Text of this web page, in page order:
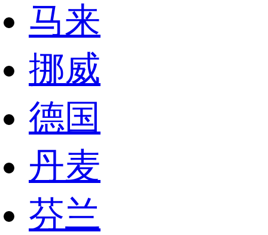
马来
挪威
德国
丹麦
芬兰